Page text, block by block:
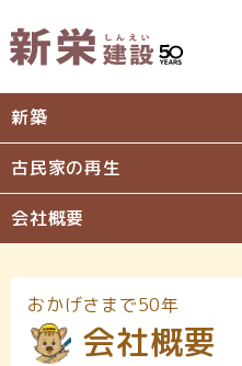
新築
古民家の再生
会社概要
おかげさまで50年
会社概要